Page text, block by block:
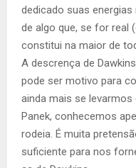
dedicado suas
de algo que, se for real
constitui na maior de
A descrença de
pode ser motivo para
ainda mais se levarmos
Panek, conhecemos
rodeia. É muita
suficiente para nos